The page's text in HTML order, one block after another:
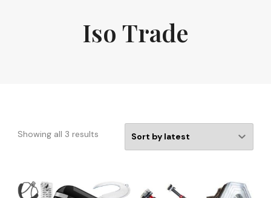
Iso Trade
Showing all 3 results